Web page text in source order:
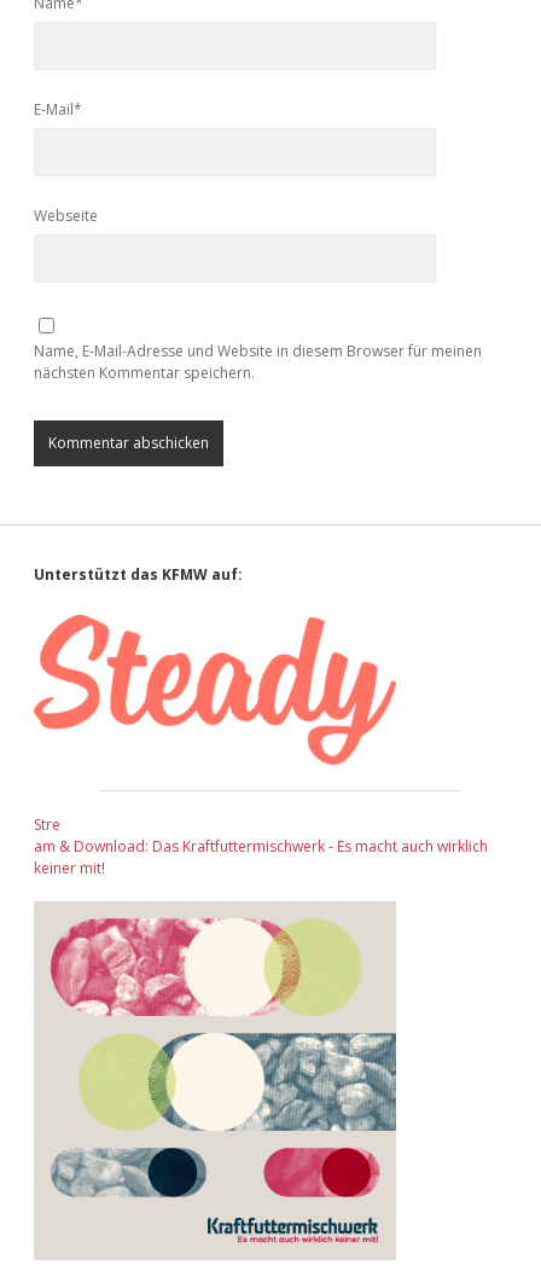
E-Mail*
Webseite
Name, E-Mail-Adresse und Website in diesem Browser für meinen
nächsten Kommentar speichern.
Sidebar
Unterstützt das KFMW auf:
Stre
am & Download: Das Kraftfuttermischwerk - Es macht auch wirklich
keiner mit!